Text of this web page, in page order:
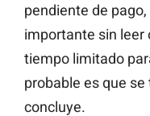
pendiente de
importante sin leer
tiempo limitado
probable es que
concluye.